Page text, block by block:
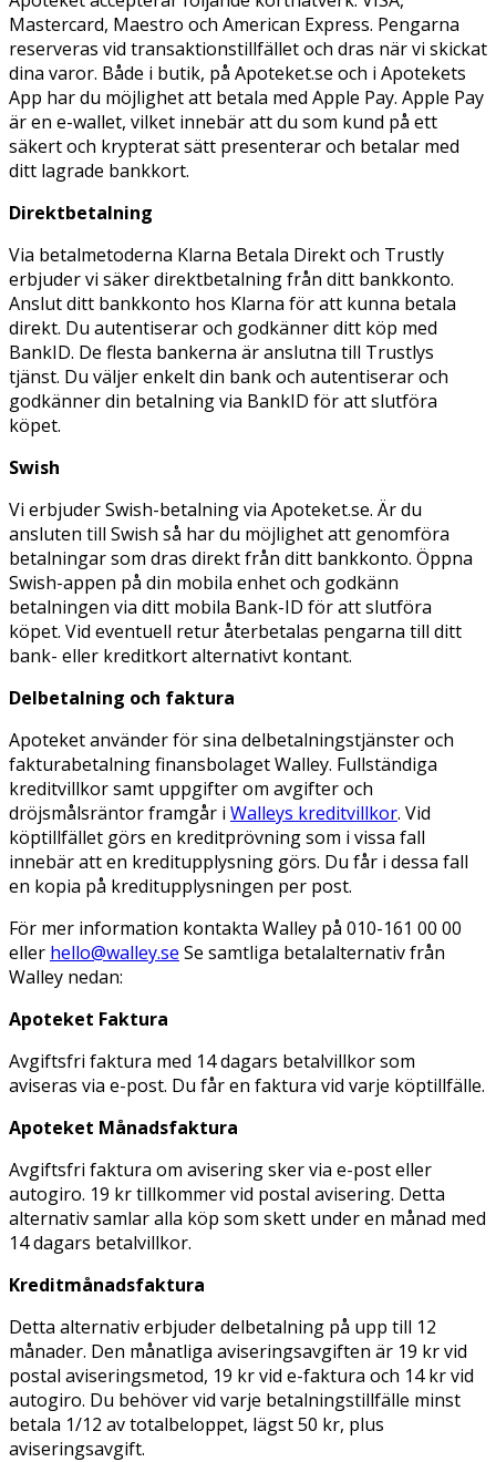
Mastercard, Maestro och American Express. Pengarna
reserveras vid transaktionstillfället och dras när vi skickat
dina varor. Både i butik, på Apoteket.se och i Apotekets
App har du möjlighet att betala med Apple Pay. Apple Pay
är en e-wallet, vilket innebär att du som kund på ett
säkert och krypterat sätt presenterar och betalar med
ditt lagrade bankkort.
Direktbetalning
Via betalmetoderna Klarna Betala Direkt och Trustly
erbjuder vi säker direktbetalning från ditt bankkonto.
Anslut ditt bankkonto hos Klarna för att kunna betala
direkt. Du autentiserar och godkänner ditt köp med
BankID. De flesta bankerna är anslutna till Trustlys
tjänst. Du väljer enkelt din bank och autentiserar och
godkänner din betalning via BankID för att slutföra
köpet.
Swish
Vi erbjuder Swish-betalning via Apoteket.se. Är du
ansluten till Swish så har du möjlighet att genomföra
betalningar som dras direkt från ditt bankkonto. Öppna
Swish-appen på din mobila enhet och godkänn
betalningen via ditt mobila Bank-ID för att slutföra
köpet. Vid eventuell retur återbetalas pengarna till ditt
bank- eller kreditkort alternativt kontant.
Delbetalning och faktura
Apoteket använder för sina delbetalningstjänster och
fakturabetalning finansbolaget Walley. Fullständiga
kreditvillkor samt uppgifter om avgifter och
dröjsmålsräntor framgår i Walleys kreditvillkor. Vid
köptillfället görs en kreditprövning som i vissa fall
innebär att en kreditupplysning görs. Du får i dessa fall
en kopia på kreditupplysningen per post.
För mer information kontakta Walley på 010-161 00 00
eller hello@walley.se Se samtliga betalalternativ från
Walley nedan:
Apoteket Faktura
Avgiftsfri faktura med 14 dagars betalvillkor som
aviseras via e-post. Du får en faktura vid varje köptillfälle.
Apoteket Månadsfaktura
Avgiftsfri faktura om avisering sker via e-post eller
autogiro. 19 kr tillkommer vid postal avisering. Detta
alternativ samlar alla köp som skett under en månad med
14 dagars betalvillkor.
Kreditmånadsfaktura
Detta alternativ erbjuder delbetalning på upp till 12
månader. Den månatliga aviseringsavgiften är 19 kr vid
postal aviseringsmetod, 19 kr vid e-faktura och 14 kr vid
autogiro. Du behöver vid varje betalningstillfälle minst
betala 1/12 av totalbeloppet, lägst 50 kr, plus
aviseringsavgift.